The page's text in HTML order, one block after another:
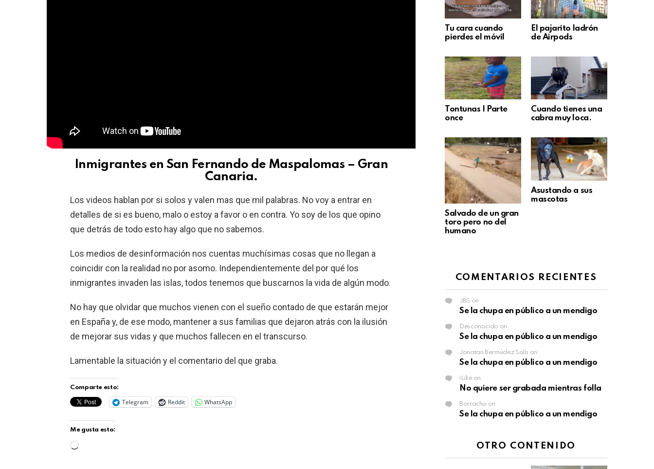
Inmigrantes en San Fernando de Maspalomas – Gran
Canaria.
Los videos hablan por si solos y valen mas que mil palabras. No voy a entrar en
detalles de si es bueno, malo o estoy a favor o en contra. Yo soy de los que opino
que detrás de todo esto hay algo que no sabemos.
Los medios de desinformación nos cuentas muchísimas cosas que no llegan a
coincidir con la realidad no por asomo. Independientemente del por qué los
inmigrantes invaden las islas, todos tenemos que buscarnos la vida de algún modo.
No hay que olvidar que muchos vienen con el sueño contado de que estarán mejor
en España y, de ese modo, mantener a sus familias que dejaron atrás con la ilusión
de mejorar sus vidas y que muchos fallecen en el transcurso.
Lamentable la situación y el comentario del que graba.
Comparte esto:
Telegram Reddit WhatsApp
Me gusta esto:
Tu cara cuando
pierdes el móvil
El pajarito ladrón
de Airpods
Tontunas | Parte
once
Cuando tienes una
cabra muy loca.
Salvado de un gran
toro pero no del
humano
Asustando a sus
mascotas
COMENTARIOS RECIENTES
JBS on
Se la chupa en público a un mendigo
Desconocido on
Se la chupa en público a un mendigo
Jonatan Bermúdez Solís on
Se la chupa en público a un mendigo
iLikeon
No quiere ser grabada mientras folla
Borracho on
Se la chupa en público a un mendigo
OTRO CONTENIDO